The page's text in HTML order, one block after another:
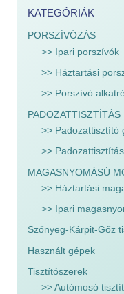
KATEGÓRIÁK
PORSZÍVÓZÁS
>> Ipari porszívók
>> Háztartási
>> Porszívó
PADOZATTISZTÍTÁS
>> Padozattisztító
>>
MAGASNYOMÁSÚ
>> Háztartási
>> Ipari
Szőnyeg-Kárpit-Gőz
Használt gépek
Tisztítószerek
>> Autómosó